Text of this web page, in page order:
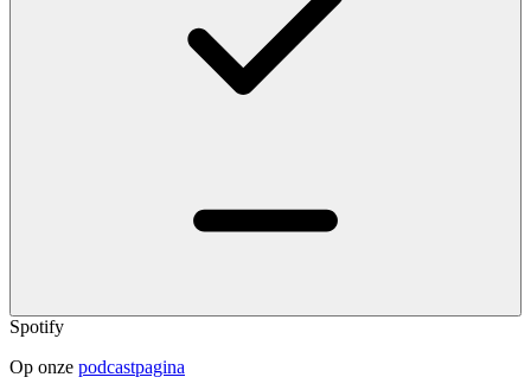
Spotify
Op onze podcastpagina